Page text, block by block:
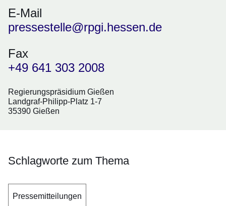
E-Mail
pressestelle@rpgi.hessen.de
Fax
+49 641 303 2008
Regierungspräsidium Gießen
Landgraf-Philipp-Platz 1-7
35390 Gießen
Schlagworte zum Thema
Pressemitteilungen